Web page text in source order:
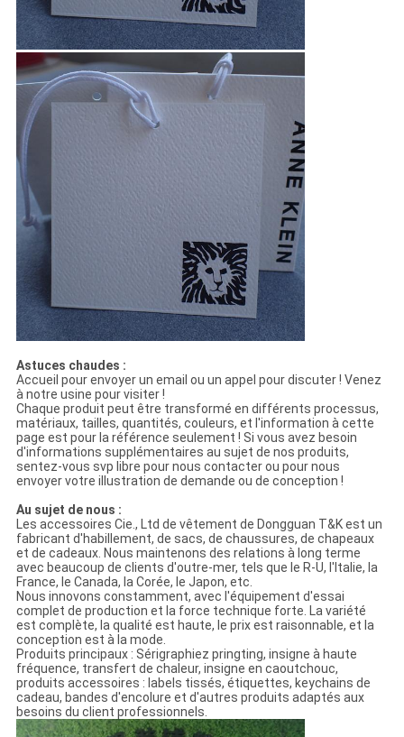
Astuces chaudes :
Accueil pour envoyer un email ou un appel pour discuter ! Venez
à notre usine pour visiter !
Chaque produit peut être transformé en différents processus,
matériaux, tailles, quantités, couleurs, et l'information à cette
page est pour la référence seulement ! Si vous avez besoin
d'informations supplémentaires au sujet de nos produits,
sentez-vous svp libre pour nous contacter ou pour nous
envoyer votre illustration de demande ou de conception !
Au sujet de nous :
Les accessoires Cie., Ltd de vêtement de Dongguan T&K est un
fabricant d'habillement, de sacs, de chaussures, de chapeaux
et de cadeaux. Nous maintenons des relations à long terme
avec beaucoup de clients d'outre-mer, tels que le R-U, l'Italie, la
France, le Canada, la Corée, le Japon, etc.
Nous innovons constamment, avec l'équipement d'essai
complet de production et la force technique forte. La variété
est complète, la qualité est haute, le prix est raisonnable, et la
conception est à la mode.
Produits principaux : Sérigraphiez pringting, insigne à haute
fréquence, transfert de chaleur, insigne en caoutchouc,
produits accessoires : labels tissés, étiquettes, keychains de
cadeau, bandes d'encolure et d'autres produits adaptés aux
besoins du client professionnels.